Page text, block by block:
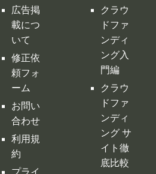
お問い
合わせ
利用規
約
プライ
バシー
ポリシ
ー
特定商
取引法
に基づ
ドファ
ンディ
ング サ
イト徹
底比較
クラウ
ドファ
ンディ
ング 人
気サイ
トラン